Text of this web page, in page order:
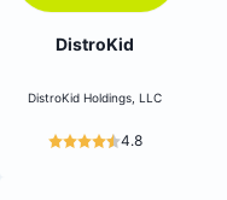
DistroKid
DistroKid Holdings, LLC
4.8